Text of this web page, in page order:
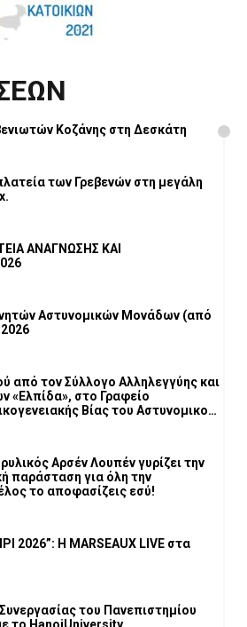
Κοζάνης στη Δεσκάτη
των Γρεβενών στη μεγάλη
ΑΝΑΓΝΩΣΗΣ ΚΑΙ
Αστυνομικών Μονάδων (από
από τον Σύλλογο Αλληλεγγύης και
«Ελπίδα», στο Γραφείο
Βίας του Αστυνομικού
Αρσέν Λουπέν γυρίζει την
παράσταση για όλη την
το τέλος το αποφασίζεις εσύ!
2026”: Η MARSEAUX LIVE στα
του Πανεπιστημίου
το HanoiUniversity